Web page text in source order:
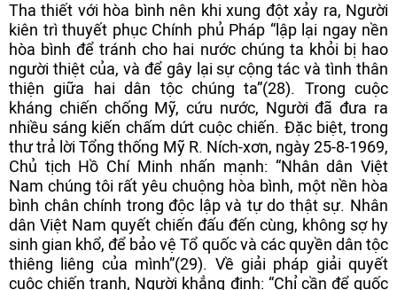
Tha thiết với hòa bình nên khi xung đột xảy ra, Người
kiên trì thuyết phục Chính phủ Pháp “lập lại ngay nền
hòa bình để tránh cho hai nước chúng ta khỏi bị hao
người thiệt của, và để gây lại sự cộng tác và tình thân
thiện giữa hai dân tộc chúng ta”(28). Trong cuộc
kháng chiến chống Mỹ, cứu nước, Người đã đưa ra
nhiều sáng kiến chấm dứt cuộc chiến. Đặc biệt, trong
thư trả lời Tổng thống Mỹ R. Ních-xơn, ngày 25-8-1969,
Chủ tịch Hồ Chí Minh nhấn mạnh: “Nhân dân Việt
Nam chúng tôi rất yêu chuộng hòa bình, một nền hòa
bình chân chính trong độc lập và tự do thật sự. Nhân
dân Việt Nam quyết chiến đấu đến cùng, không sợ hy
sinh gian khổ, để bảo vệ Tổ quốc và các quyền dân tộc
thiêng liêng của mình”(29). Về giải pháp giải quyết
cuộc chiến tranh, Người khẳng định: “Chỉ cần để quốc